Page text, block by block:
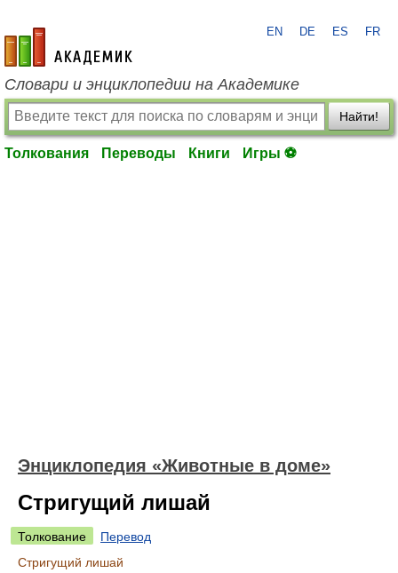
academic.ru
EN DE ES FR
Словари и энциклопедии на Академике
Найти!
Толкования Переводы Книги Игры ⚽
Энциклопедия «Животные в доме»
Стригущий лишай
Толкование
Перевод
Стригущий лишай